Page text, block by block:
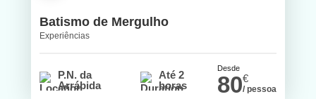
Batismo de Mergulho
Experiências
P.N. da
Arrábida
Até 2
horas
Desde
80€
/ pessoa